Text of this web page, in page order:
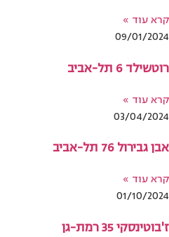
קרא עוד »
09/01/2024
רוטשילד 6 תל-אביב
קרא עוד »
03/04/2024
אבן גבירול 76 תל-אביב
קרא עוד »
01/10/2024
ז'בוטינסקי 35 רמת-גן